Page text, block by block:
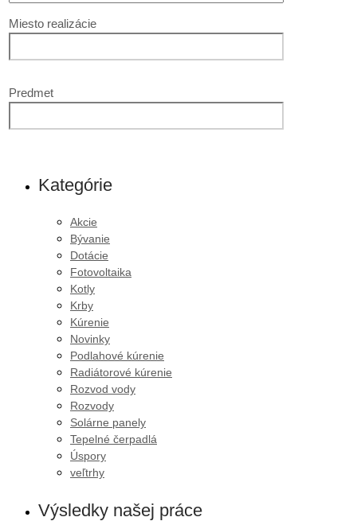
Miesto realizácie
Predmet
Kategórie
Akcie
Bývanie
Dotácie
Fotovoltaika
Kotly
Krby
Kúrenie
Novinky
Podlahové kúrenie
Radiátorové kúrenie
Rozvod vody
Rozvody
Solárne panely
Tepelné čerpadlá
Úspory
veľtrhy
Výsledky našej práce